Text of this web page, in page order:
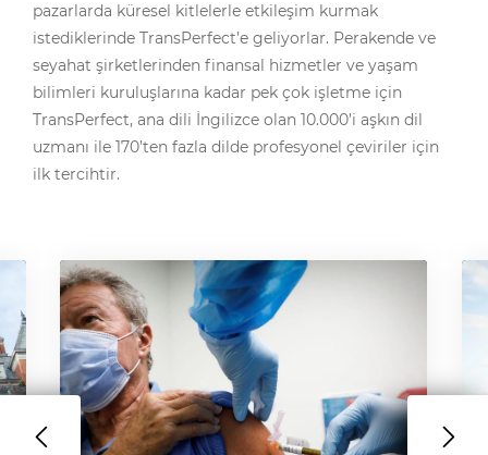
pazarlarda küresel kitlelerle etkileşim kurmak
istediklerinde TransPerfect’e geliyorlar. Perakende ve
seyahat şirketlerinden finansal hizmetler ve yaşam
bilimleri kuruluşlarına kadar pek çok işletme için
TransPerfect, ana dili İngilizce olan 10.000’i aşkın dil
uzmanı ile 170’ten fazla dilde profesyonel çeviriler için
ilk tercihtir.